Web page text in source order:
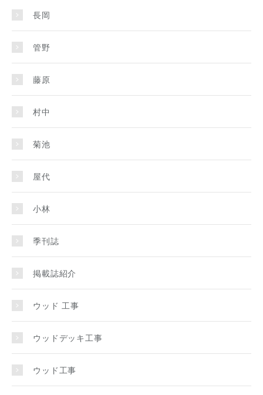
長岡
管野
藤原
村中
菊池
屋代
小林
季刊誌
掲載誌紹介
ウッド 工事
ウッドデッキ工事
ウッド工事